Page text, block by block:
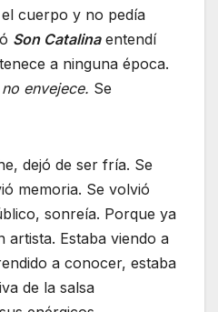
cuerpo y no pedía
Son Catalinaentendí
a ninguna época.
envejece. Se
dejó de ser fría. Se
memoria. Se volvió
sonreía. Porque ya
artista. Estaba viendo a
a conocer, estaba
de la salsa